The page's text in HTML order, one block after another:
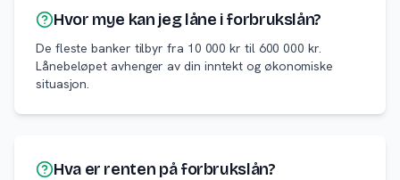
Hvor mye kan jeg låne i forbrukslån?
De fleste banker tilbyr fra 10 000 kr til 600 000 kr.
Lånebeløpet avhenger av din inntekt og økonomiske
situasjon.
Hva er renten på forbrukslån?